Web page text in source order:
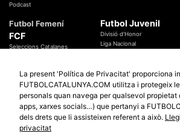
Podcast
Futbol Femení
FCF
Seleccions Catalanes
Temes Federatius
Futbol Juvenil
Divisió d'Honor
Liga Nacional
Futbol Catalunya
Promocions
Sortejos
Participació
Copa
Copa
La present 'Política de Privacitat' proporciona
FUTBOLCATALUNYA.COM utilitza i protegeix
personals quan navega per qualsevol
apps, xarxes socials…) que pertanyi a
dels drets que li assisteixen referent a això.
privacitat